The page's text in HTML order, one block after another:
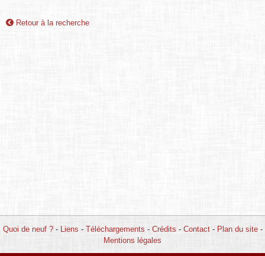
Retour à la recherche
Quoi de neuf ?- Liens - Téléchargements - Crédits - Contact- Plan du site-
Mentions légales